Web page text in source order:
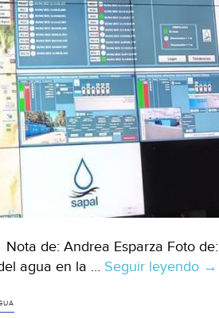
de: Andrea Esparza Foto
agua en la … Seguir leyendo →